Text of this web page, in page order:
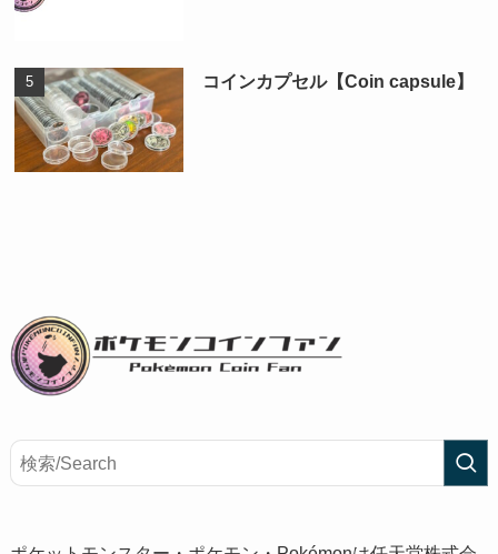
コインカプセル【Coin capsule】